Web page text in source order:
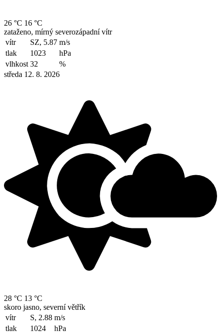
26 °C 16 °C
zataženo, mírný severozápadní vítr
vítr
SZ, 5.87 m/s
tlak
1023
hPa
vlhkost 32
%
středa 12. 8. 2026
28 °C 13 °C
skoro jasno, severní větřík
vítr
S, 2.88 m/s
tlak
1024
hPa